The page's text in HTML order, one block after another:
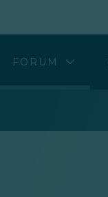
FORUM
Ostalo